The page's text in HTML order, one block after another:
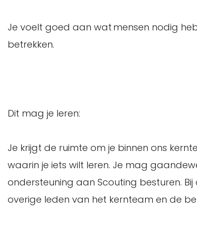
Je voelt goed aan wat mensen nodig
betrekken.
Dit mag je leren:
Je krijgt de ruimte om je binnen ons
waarin je iets wilt leren. Je mag
ondersteuning aan Scouting besturen.
overige leden van het kernteam en de